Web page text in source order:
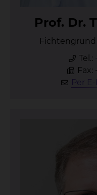
Prof. Dr.
Fichtengrund
Tel.:
Fax:
Per